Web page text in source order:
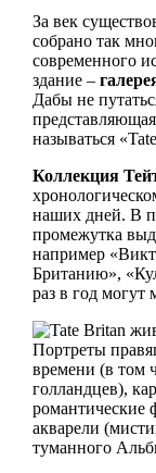
За век
собрано так
современного
здание –
Дабы не
называться
Коллекция
наших дней. В
промежутка
например
Британию»,
раз в год могут
Портреты
времени (в том
голландцев),
романтические
акварели
туманного